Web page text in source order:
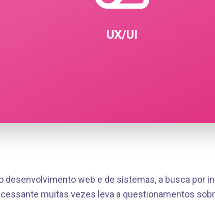
UX/UI
desenvolvimento web e de sistemas, a busca por
muitas vezes leva a questionamentos